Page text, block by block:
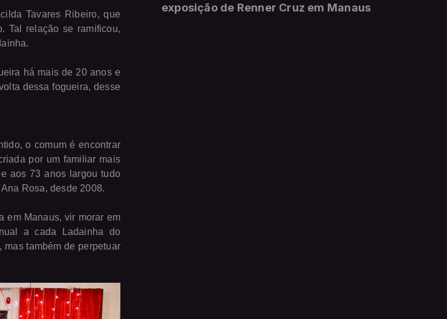
Tavares Ribeiro, que
Tal relação se ramificou,
há mais de 20 anos e
dessa fogueira, desse
o comum é encontrar
por um familiar mais
aos 73 anos largou tudo
Rosa, desde 2008.
em Manaus, vir morar em
a cada Ladainha do
mas também de perpetuar
exposição de Renner Cruz em Manaus